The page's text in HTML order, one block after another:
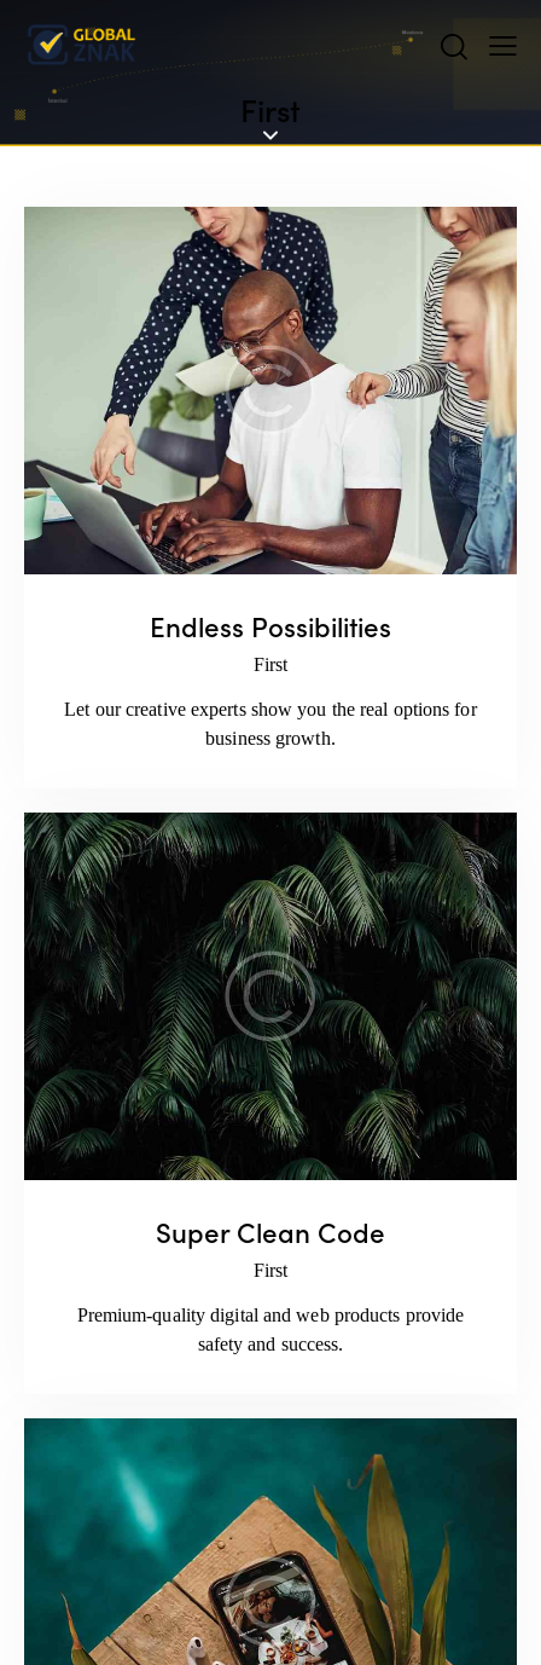
First
Endless Possibilities
First
Let our creative experts show you the real options for
business growth.
Super Clean Code
First
Premium-quality digital and web products provide
safety and success.